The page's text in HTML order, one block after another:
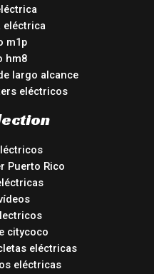
eléctrica
m1p
hm8
largo alcance
eléctricos
Puerto Rico
citycoco
eléctricas
eléctricas